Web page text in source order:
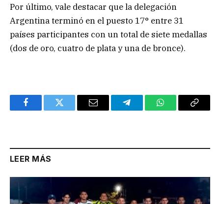
Por último, vale destacar que la delegación
Argentina terminó en el puesto 17° entre 31
países participantes con un total de siete medallas
(dos de oro, cuatro de plata y una de bronce).
FacebookTwitter Email TelegramWhatsAppCopy
LEER MÁS